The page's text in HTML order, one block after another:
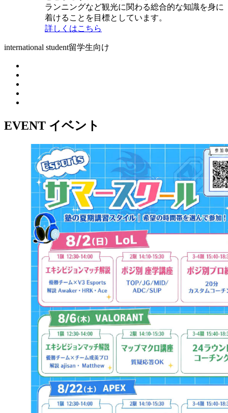
ランニングなど観光に関わる総合的な知識を身に
着けることを目標としています。
詳しくはこちら
international student留学生向け
EVENT イベント